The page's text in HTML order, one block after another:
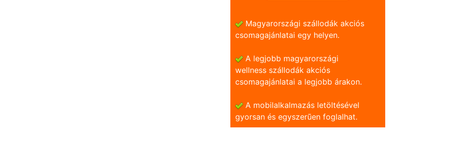
Magyarországi szállodák akciós
csomagajánlatai egy helyen.
A legjobb magyarországi
wellness szállodák akciós
csomagajánlatai a legjobb árakon.
A mobilalkalmazás letöltésével
gyorsan és egyszerũen foglalhat.